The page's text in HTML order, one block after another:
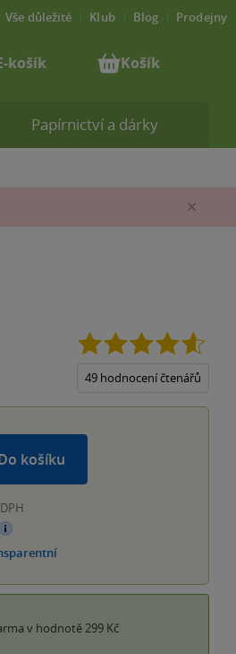
49 hodnocení čtenářů
košíku
v hodnotě 299 Kč
Papírnictví a dárky
Vše důležité Klub Blog Prodejny
košík Košík